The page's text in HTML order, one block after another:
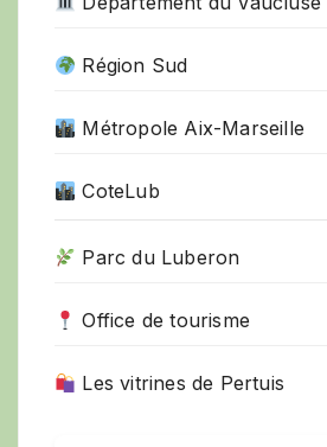
Région Sud
Métropole Aix-Marseille
CoteLub
Parc du Luberon
Office de tourisme
Les vitrines de Pertuis